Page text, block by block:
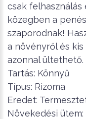
csak felhasználás
közegben a
szaporodnak!
a növényről és
azonnal ültethető.
Tartás: Könnyű
Típus: Rizoma
Eredet:
Növekedési ütem: